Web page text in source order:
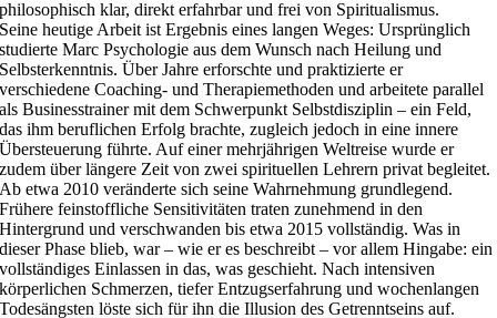
philosophisch klar, direkt erfahrbar und frei von Spiritualismus.
Seine heutige Arbeit ist Ergebnis eines langen Weges: Ursprünglich
studierte Marc Psychologie aus dem Wunsch nach Heilung und
Selbsterkenntnis. Über Jahre erforschte und praktizierte er
verschiedene Coaching- und Therapiemethoden und arbeitete parallel
als Businesstrainer mit dem Schwerpunkt Selbstdisziplin – ein Feld,
das ihm beruflichen Erfolg brachte, zugleich jedoch in eine innere
Übersteuerung führte. Auf einer mehrjährigen Weltreise wurde er
zudem über längere Zeit von zwei spirituellen Lehrern privat begleitet.
Ab etwa 2010 veränderte sich seine Wahrnehmung grundlegend.
Frühere feinstoffliche Sensitivitäten traten zunehmend in den
Hintergrund und verschwanden bis etwa 2015 vollständig. Was in
dieser Phase blieb, war – wie er es beschreibt – vor allem Hingabe: ein
vollständiges Einlassen in das, was geschieht. Nach intensiven
körperlichen Schmerzen, tiefer Entzugserfahrung und wochenlangen
Todesängsten löste sich für ihn die Illusion des Getrenntseins auf.